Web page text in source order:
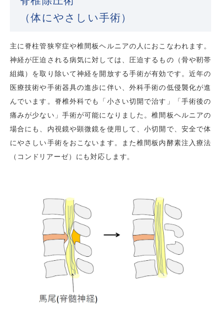
（体にやさしい手術）
主に脊柱管狭窄症や椎間板ヘルニアの人におこなわれます。
神経が圧迫される病気に対しては、圧迫するもの（骨や靭帯
組織）を取り除いて神経を開放する手術が有効です。近年の
医療技術や手術器具の進歩に伴い、外科手術の低侵襲化が進
んでいます。脊椎外科でも「小さい切開で治す」「手術後の
痛みが少ない」手術が可能になりました。椎間板ヘルニアの
場合にも、内視鏡や顕微鏡を使用して、小切開で、安全で体
にやさしい手術をおこないます。また椎間板内酵素注入療法
（コンドリアーゼ）にも対応します。